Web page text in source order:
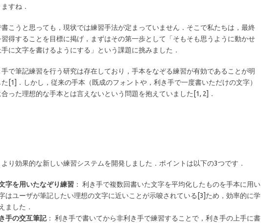
すね．
こうと思っても，現状では練習手法が定まっていません．そこで私たちは，最終
得することを目標に掲げ，まずはその第一歩として「そもそも思うように動かせ
に文字を書けるようにする」という課題に挑みました．
で筆記練習を行う研究は存在しており，手本をなぞる練習が有効であることが明
[1]．しかし，従来の手本（既成のフォントや，利き手で一度書いただけの文字）
った理想的な手本とは言えないという問題を抱えていました[1, 2]．
り効果的な新しい練習システムを開発しました．ポイントは以下の3つです．
字を用いたなぞり練習： 利き手で複数回書いた文字を平均化したものを手本に用い
はユーザが筆記したい理想の文字に近いことが示唆されている[3]ため，効率的に学
ました．
手の交互筆記： 利き手で書いてから非利き手で練習することで，利き手の上手に書